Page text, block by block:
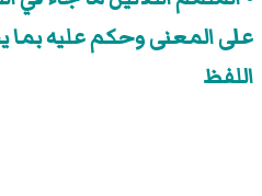
على المعنى وحكم عليه بما
اللفظ